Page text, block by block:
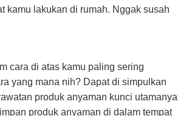
kamu lakukan di rumah. Nggak susah
cara di atas kamu paling sering
yang mana nih? Dapat di simpulkan
produk anyaman kunci utamanya
produk anyaman di dalam tempat